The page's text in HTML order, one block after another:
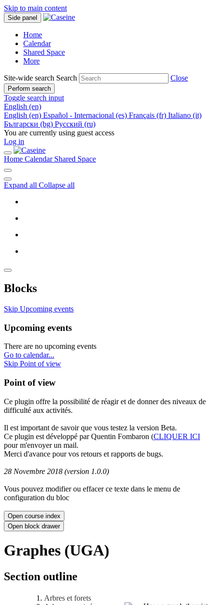
Skip to main content
Side panel
Home
Calendar
Shared Space
More
Site-wide search Search Close
Perform search
Toggle search input
English ‎(en)‎
English ‎(en)‎ Español - Internacional ‎(es)‎ Français ‎(fr)‎ Italiano ‎(it)‎
Български ‎(bg)‎ Русский ‎(ru)‎
You are currently using guest access
Log in
Home Calendar Shared Space
Expand all Collapse all
Blocks
Skip Upcoming events
Upcoming events
There are no upcoming events
Go to calendar...
Skip Point of view
Point of view
Ce plugin offre la possibilité de réagir et de donner des niveaux de
difficulté aux activités.
Il est important de savoir que vous testez la version Beta.
Ce plugin est développé par Quentin Fombaron (CLIQUER ICI
pour m'envoyer un mail.
Merci d'avance pour vos retours et rapports de bugs.
28 Novembre 2018 (version 1.0.0)
Vous pouvez modifier ou effacer ce texte dans le menu de
configuration du bloc
Open course index
Open block drawer
Graphes (UGA)
Section outline
Arbres et forets